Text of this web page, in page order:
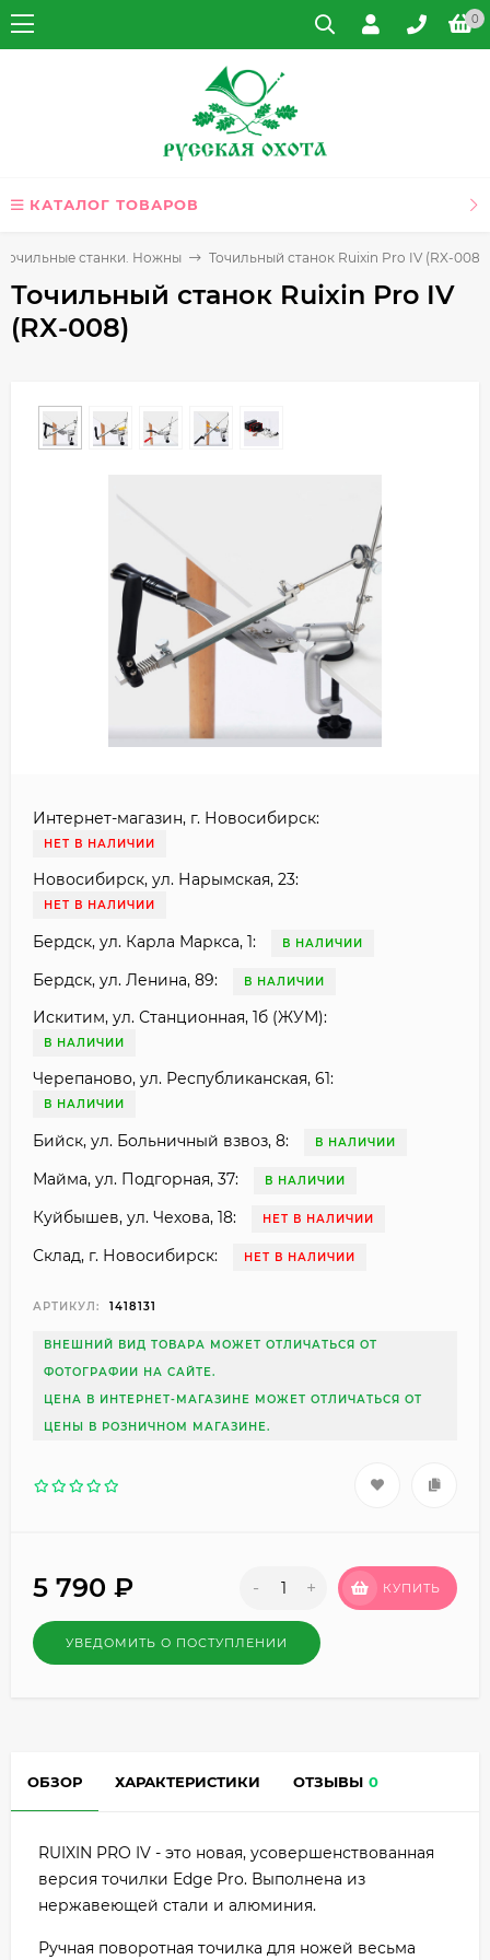
0
КАТАЛОГ ТОВАРОВ
станки. Ножны Точильный станок Ruixin Pro IV (RX-008)
Точильный станок Ruixin Pro IV
(RX-008)
Интернет-магазин, г. Новосибирск:
НЕТ В НАЛИЧИИ
Новосибирск, ул. Нарымская, 23:
НЕТ В НАЛИЧИИ
Бердск, ул. Карла Маркса, 1: В НАЛИЧИИ
Бердск, ул. Ленина, 89: В НАЛИЧИИ
Искитим, ул. Станционная, 1б (ЖУМ):
В НАЛИЧИИ
Черепаново, ул. Республиканская, 61:
В НАЛИЧИИ
Бийск, ул. Больничный взвоз, 8: В НАЛИЧИИ
Майма, ул. Подгорная, 37: В НАЛИЧИИ
Куйбышев, ул. Чехова, 18: НЕТ В НАЛИЧИИ
Склад, г. Новосибирск: НЕТ В НАЛИЧИИ
АРТИКУЛ: 1418131
ВНЕШНИЙ ВИД ТОВАРА МОЖЕТ ОТЛИЧАТЬСЯ ОТ
ФОТОГРАФИИ НА САЙТЕ.
ЦЕНА В ИНТЕРНЕТ-МАГАЗИНЕ МОЖЕТ ОТЛИЧАТЬСЯ ОТ
ЦЕНЫ В РОЗНИЧНОМ МАГАЗИНЕ.
5 790 ₽ - + КУПИТЬ
УВЕДОМИТЬ О ПОСТУПЛЕНИИ
ОБЗОР ХАРАКТЕРИСТИКИ ОТЗЫВЫ 0
RUIXIN PRO IV - это новая, усовершенствованная
версия точилки Edge Pro. Выполнена из
нержавеющей стали и алюминия.
Ручная поворотная точилка для ножей весьма